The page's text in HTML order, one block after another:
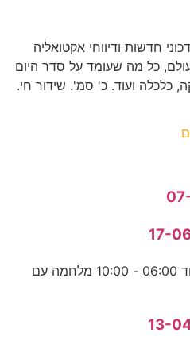
חדשות 06:00 - 06:10 עדכוני חדשות ודיווחי אקטואליה
כל מה שעומד על סדר היום
כלכלה ועוד. כ' סמ'. שידור חי.
מלחמה עם איראן - משדר מיוחד 06:00 - 10:00 מלחמה עם